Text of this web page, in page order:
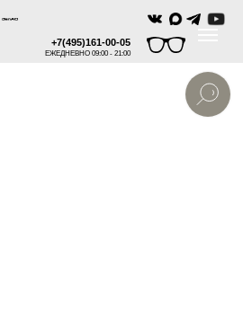
+7(495)161-00-05
ЕЖЕДНЕВНО 09:00 - 21:00